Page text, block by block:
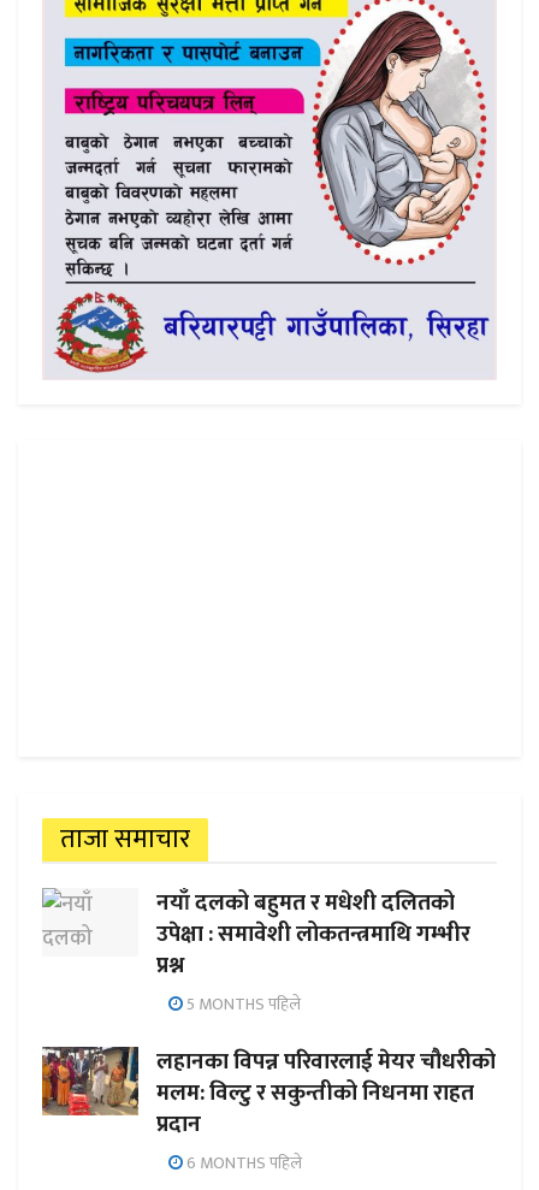
ताजा समाचार
नयाँ दलको बहुमत र मधेशी दलितको
उपेक्षा : समावेशी लोकतन्त्रमाथि गम्भीर
प्रश्न
5 MONTHS पहिले
लहानका विपन्न परिवारलाई मेयर चौधरीको
मलम: विल्टु र सकुन्तीको निधनमा राहत
प्रदान
6 MONTHS पहिले